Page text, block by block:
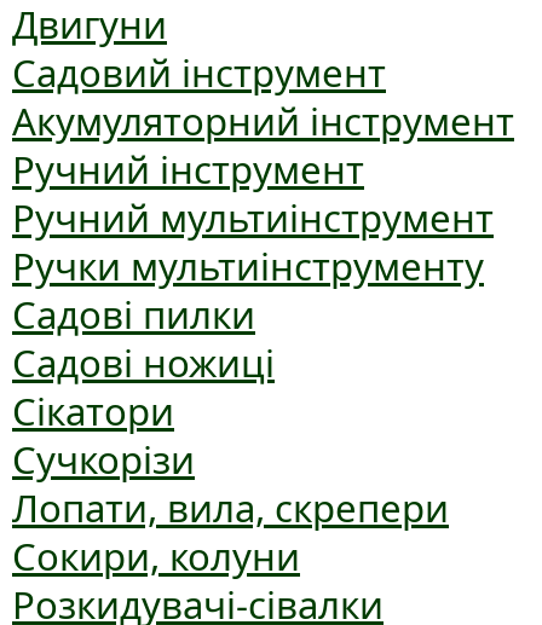
Двигуни
Садовий інструмент
Акумуляторний інструмент
Ручний інструмент
Ручний мультиінструмент
Ручки мультиінструменту
Садові пилки
Садові ножиці
Сікатори
Сучкорізи
Лопати, вила, скрепери
Сокири, колуни
Розкидувачі-сівалки